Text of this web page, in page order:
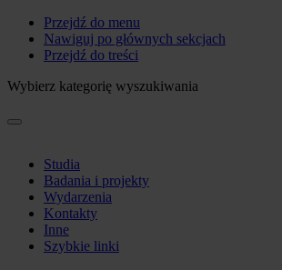
Przejdź do menu
Nawiguj po głównych sekcjach
Przejdź do treści
Wybierz kategorię wyszukiwania
Studia
Badania i projekty
Wydarzenia
Kontakty
Inne
Szybkie linki